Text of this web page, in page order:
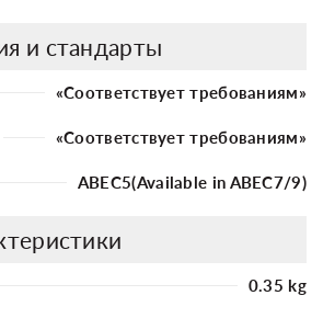
и стандарты
«Соответствует требованиям»
«Соответствует требованиям»
ABEC5(Available in ABEC7/9)
0.35 kg